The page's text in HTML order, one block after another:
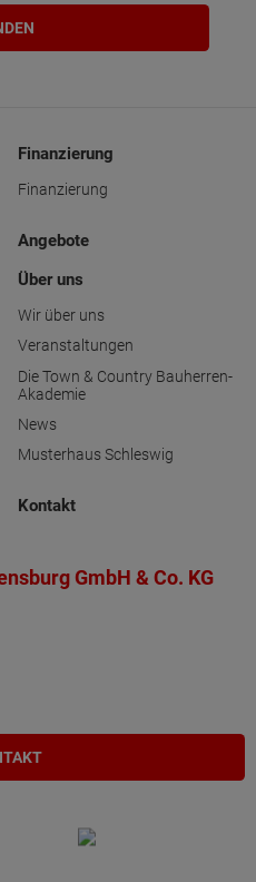
Finanzierung
Finanzierung
Angebote
Über uns
Wir über uns
Veranstaltungen
Die Town & Country Bauherren-
Akademie
News
Musterhaus Schleswig
Kontakt
GmbH & Co. KG